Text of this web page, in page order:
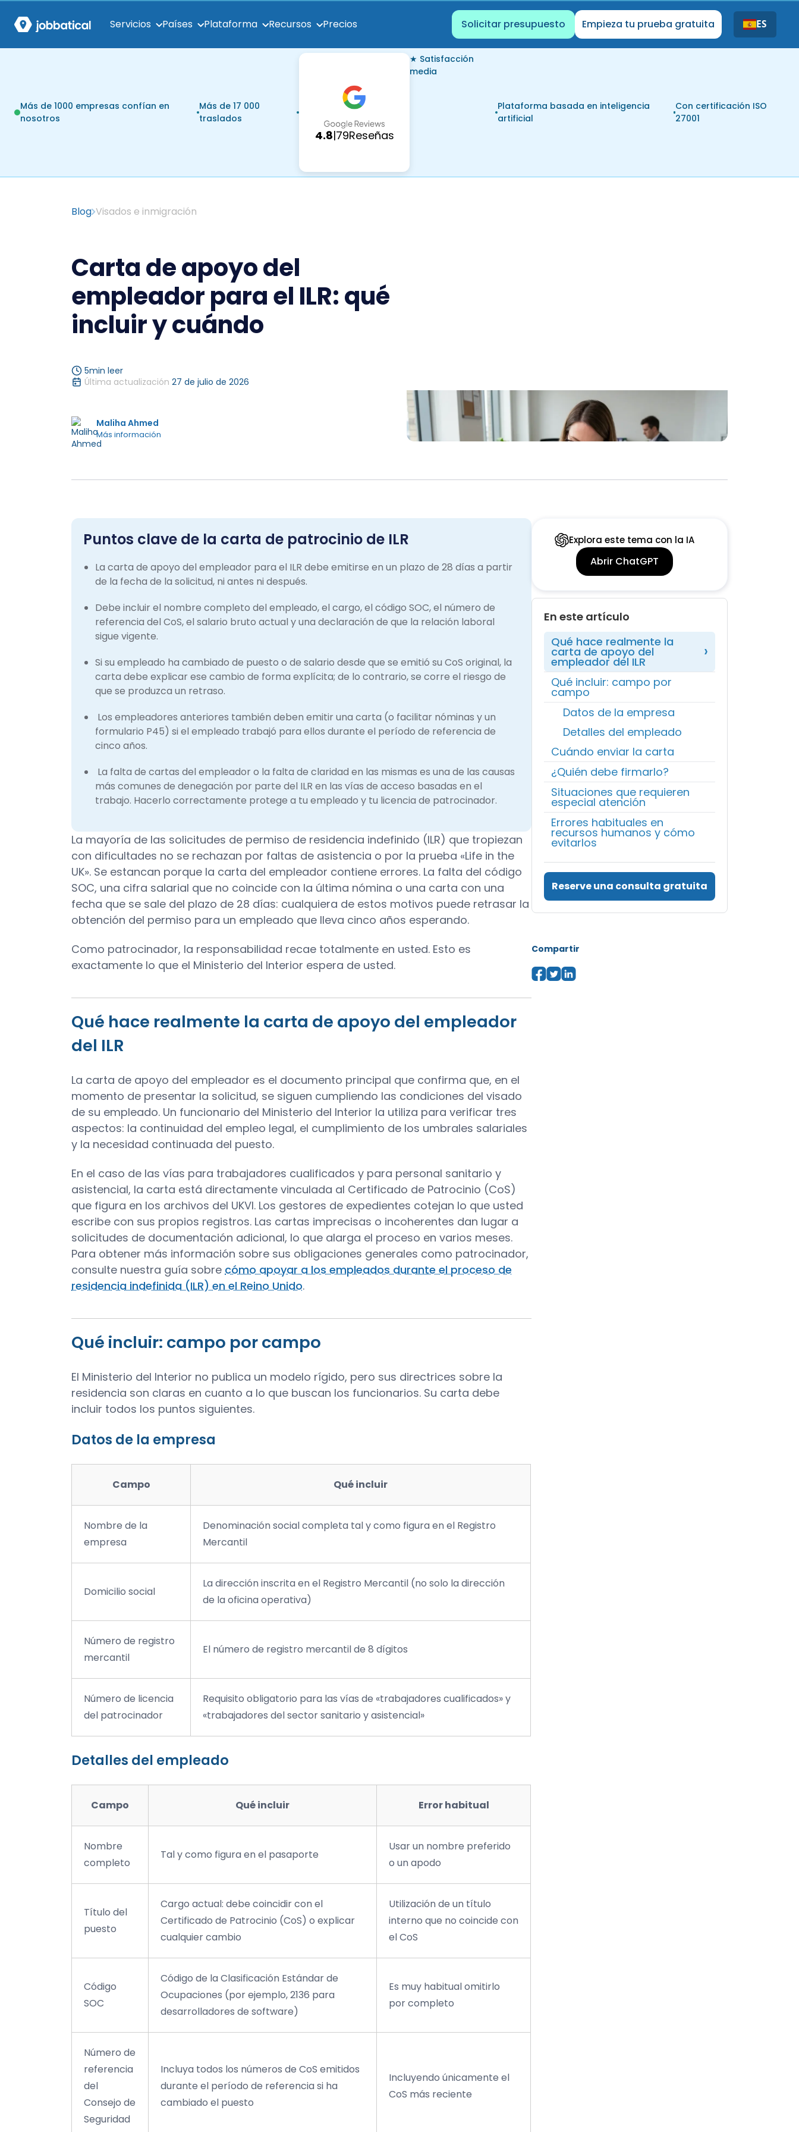
Servicios Países Plataforma Recursos Precios Solicitar presupuesto Empieza tu prueba gratuita ES
Más de 1000 empresas confían en
nosotros
Más de 17 000
traslados
4.8|79Reseñas
★ Satisfacción
media
Plataforma basada en inteligencia
artificial
Con certificación ISO
27001
Blog Visados e inmigración
Carta de apoyo del
empleador para el ILR: qué
incluir y cuándo
5min leer
Última actualización 27 de julio de 2026
Maliha Ahmed
Más información
Puntos clave de la carta de patrocinio de ILR
La carta de apoyo del empleador para el ILR debe emitirse en un plazo de 28 días a partir
de la fecha de la solicitud, ni antes ni después.
Debe incluir el nombre completo del empleado, el cargo, el código SOC, el número de
referencia del CoS, el salario bruto actual y una declaración de que la relación laboral
sigue vigente.
Si su empleado ha cambiado de puesto o de salario desde que se emitió su CoS original, la
carta debe explicar ese cambio de forma explícita; de lo contrario, se corre el riesgo de
que se produzca un retraso.
Los empleadores anteriores también deben emitir una carta (o facilitar nóminas y un
formulario P45) si el empleado trabajó para ellos durante el período de referencia de
cinco años.
La falta de cartas del empleador o la falta de claridad en las mismas es una de las causas
más comunes de denegación por parte del ILR en las vías de acceso basadas en el
trabajo. Hacerlo correctamente protege a tu empleado y tu licencia de patrocinador.
La mayoría de las solicitudes de permiso de residencia indefinido (ILR) que tropiezan
con dificultades no se rechazan por faltas de asistencia o por la prueba «Life in the
UK». Se estancan porque la carta del empleador contiene errores. La falta del código
SOC, una cifra salarial que no coincide con la última nómina o una carta con una
fecha que se sale del plazo de 28 días: cualquiera de estos motivos puede retrasar la
obtención del permiso para un empleado que lleva cinco años esperando.
Como patrocinador, la responsabilidad recae totalmente en usted. Esto es
exactamente lo que el Ministerio del Interior espera de usted.
Qué hace realmente la carta de apoyo del empleador
del ILR
La carta de apoyo del empleador es el documento principal que confirma que, en el
momento de presentar la solicitud, se siguen cumpliendo las condiciones del visado
de su empleado. Un funcionario del Ministerio del Interior la utiliza para verificar tres
aspectos: la continuidad del empleo legal, el cumplimiento de los umbrales salariales
y la necesidad continuada del puesto.
En el caso de las vías para trabajadores cualificados y para personal sanitario y
asistencial, la carta está directamente vinculada al Certificado de Patrocinio (CoS)
que figura en los archivos del UKVI. Los gestores de expedientes cotejan lo que usted
escribe con sus propios registros. Las cartas imprecisas o incoherentes dan lugar a
solicitudes de documentación adicional, lo que alarga el proceso en varios meses.
Para obtener más información sobre sus obligaciones generales como patrocinador,
consulte nuestra guía sobre cómo apoyar a los empleados durante el proceso de
residencia indefinida (ILR) en el Reino Unido.
Qué incluir: campo por campo
El Ministerio del Interior no publica un modelo rígido, pero sus directrices sobre la
residencia son claras en cuanto a lo que buscan los funcionarios. Su carta debe
incluir todos los puntos siguientes.
Datos de la empresa
Campo Qué incluir
Nombre de la
empresa
Denominación social completa tal y como figura en el Registro
Mercantil
Domicilio social
La dirección inscrita en el Registro Mercantil (no solo la dirección
de la oficina operativa)
Número de registro
mercantil
El número de registro mercantil de 8 dígitos
Número de licencia
del patrocinador
Requisito obligatorio para las vías de «trabajadores cualificados» y
«trabajadores del sector sanitario y asistencial»
Detalles del empleado
Campo Qué incluir Error habitual
Nombre
completo
Tal y como figura en el pasaporte
Usar un nombre preferido
o un apodo
Título del
puesto
Cargo actual: debe coincidir con el
Certificado de Patrocinio (CoS) o explicar
cualquier cambio
Utilización de un título
interno que no coincide con
el CoS
Código
SOC
Código de la Clasificación Estándar de
Ocupaciones (por ejemplo, 2136 para
desarrolladores de software)
Es muy habitual omitirlo
por completo
Número de
referencia
del
Consejo de
Seguridad
Incluya todos los números de CoS emitidos
durante el período de referencia si ha
cambiado el puesto
Incluyendo únicamente el
CoS más reciente
Explora este tema con la IA
Abrir ChatGPT
En este artículo
Qué hace realmente la
carta de apoyo del
empleador del ILR
Qué incluir: campo por
campo
Datos de la empresa
Detalles del empleado
Cuándo enviar la carta
¿Quién debe firmarlo?
Situaciones que requieren
especial atención
Errores habituales en
recursos humanos y cómo
evitarlos
Reserve una consulta gratuita
Compartir